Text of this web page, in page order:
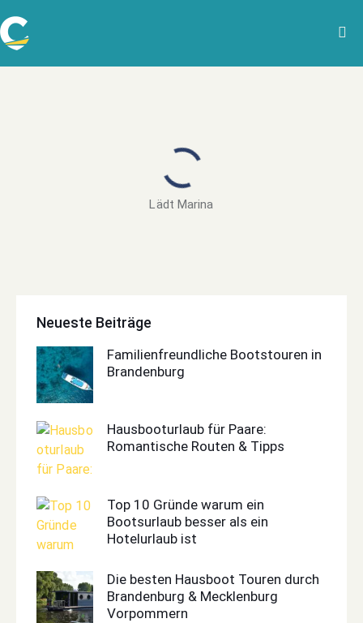
Lädt Marina
Neueste Beiträge
Familienfreundliche Bootstouren in
Brandenburg
Hausbooturlaub für Paare:
Romantische Routen & Tipps
Top 10 Gründe warum ein
Bootsurlaub besser als ein
Hotelurlaub ist
Die besten Hausboot Touren durch
Brandenburg & Mecklenburg
Vorpommern